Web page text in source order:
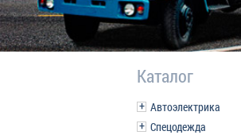
Каталог
Автоэлектрика
Спецодежда